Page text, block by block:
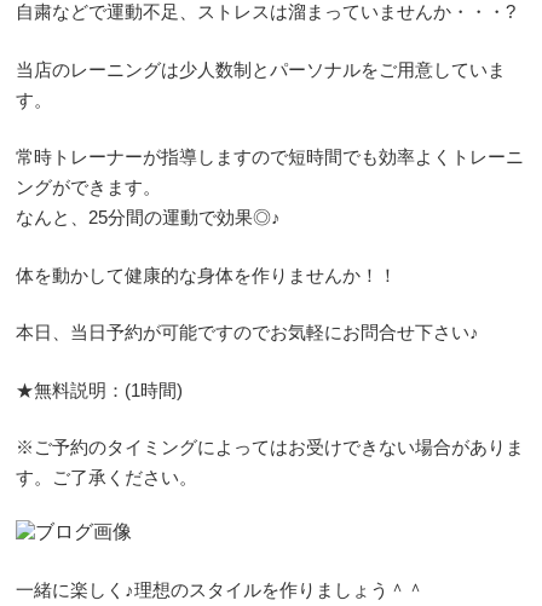
自粛などで運動不足、ストレスは溜まっていませんか・・・?
当店のレーニングは少人数制とパーソナルをご用意していま
す。
常時トレーナーが指導しますので短時間でも効率よくトレーニ
ングができます。
なんと、25分間の運動で効果◎♪
体を動かして健康的な身体を作りませんか！！
本日、当日予約が可能ですのでお気軽にお問合せ下さい♪
★無料説明：(1時間)
※ご予約のタイミングによってはお受けできない場合がありま
す。ご了承ください。
一緒に楽しく♪理想のスタイルを作りましょう＾＾